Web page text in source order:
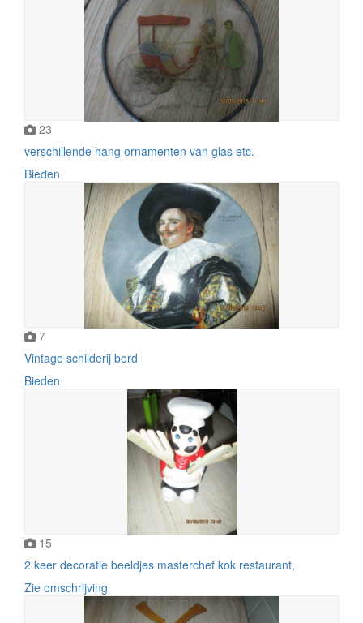
23
verschillende hang ornamenten van glas etc.
Bieden
7
Vintage schilderij bord
Bieden
15
2 keer decoratie beeldjes masterchef kok restaurant,
Zie omschrijving